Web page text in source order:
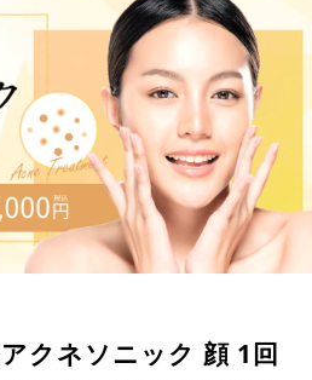
クネソニック 顔 1回